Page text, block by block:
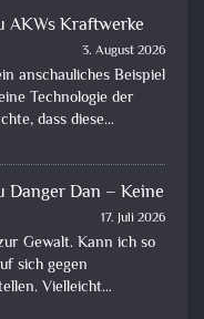
AKWs Kraftwerke
3. August 2026
anschauliches Beispiel
Technologie der
dass diese…
Danger Dan – Keine
17. Juli 2026
Gewalt. Kann ich so
sich gegen
Vielleicht…